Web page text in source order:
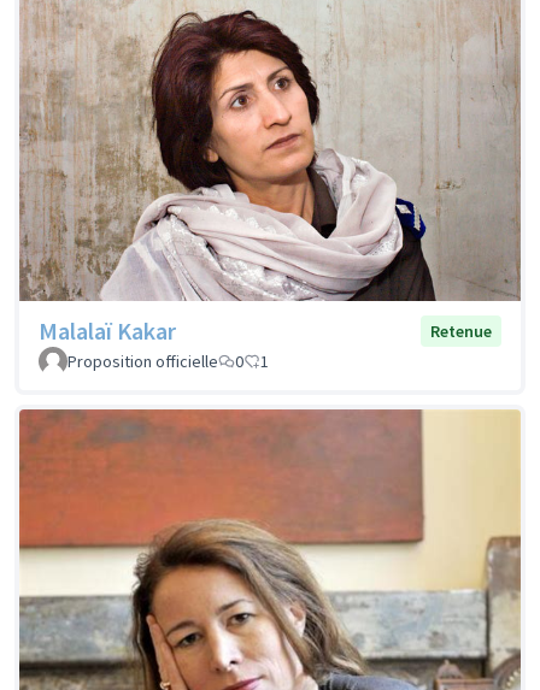
Malalaï Kakar
Retenue
Proposition officielle
0 1